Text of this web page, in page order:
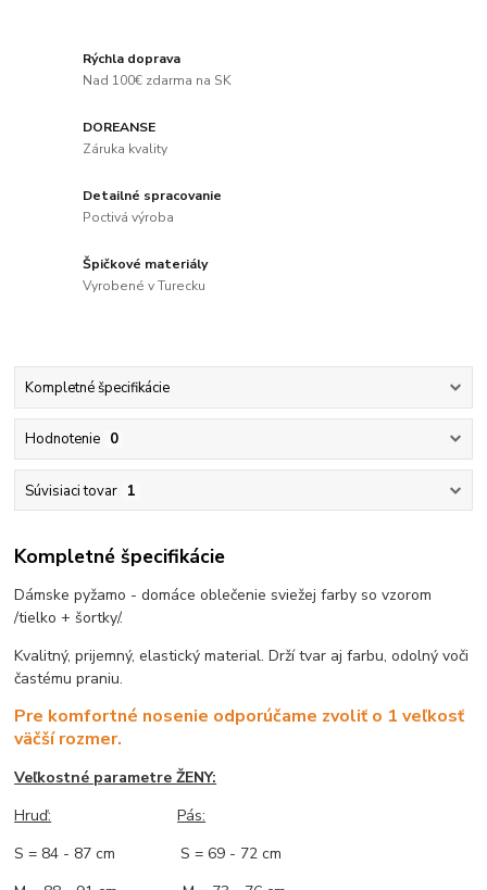
Rýchla doprava
Nad 100€ zdarma na SK
DOREANSE
Záruka kvality
Detailné spracovanie
Poctivá výroba
Špičkové materiály
Vyrobené v Turecku
Kompletné špecifikácie
Hodnotenie 0
Súvisiaci tovar 1
Kompletné špecifikácie
Dámske pyžamo - domáce oblečenie sviežej farby so vzorom
/tielko + šortky/.
Kvalitný, prijemný, elastický material. Drží tvar aj farbu, odolný voči
častému praniu.
Pre komfortné nosenie odporúčame zvoliť o 1 veľkosť
väčší rozmer.
Veľkostné parametre ŽENY:
Hruď:
Pás:
S = 84 - 87 cm S = 69 - 72 cm